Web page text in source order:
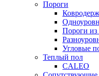
Пороги
Пороги
Угловые
Теплый пол
CALEO